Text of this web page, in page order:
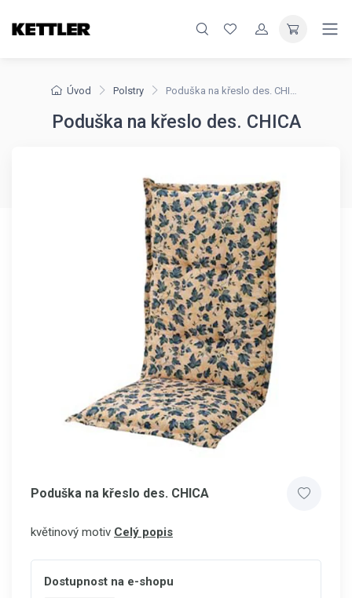
Úvod Polstry Poduška na křeslo des. CHICA
Poduška na křeslo des. CHICA
Poduška na křeslo des. CHICA
květinový motiv Celý popis
Dostupnost na e-shopu